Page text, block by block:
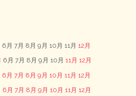
6月 7月 8月 9月 10月 11月 12月
6月 7月 8月 9月 10月 11月 12月
6月 7月 8月 9月 10月 11月 12月
6月 7月 8月 9月 10月 11月 12月